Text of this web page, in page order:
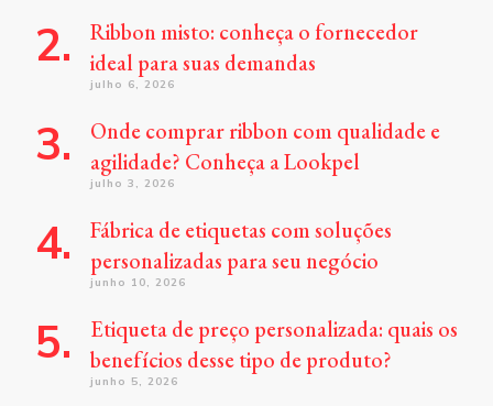
Ribbon misto: conheça o fornecedor
ideal para suas demandas
julho 6, 2026
Onde comprar ribbon com qualidade e
agilidade? Conheça a Lookpel
julho 3, 2026
Fábrica de etiquetas com soluções
personalizadas para seu negócio
junho 10, 2026
Etiqueta de preço personalizada: quais os
benefícios desse tipo de produto?
junho 5, 2026